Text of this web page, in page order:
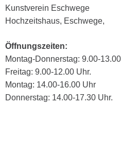
Kunstverein Eschwege
Hochzeitshaus, Eschwege,
Öffnungszeiten:
Montag-Donnerstag: 9.00-
Freitag: 9.00-12.00 Uhr.
Montag: 14.00-16.00 Uhr
Donnerstag: 14.00-17.30 Uhr.